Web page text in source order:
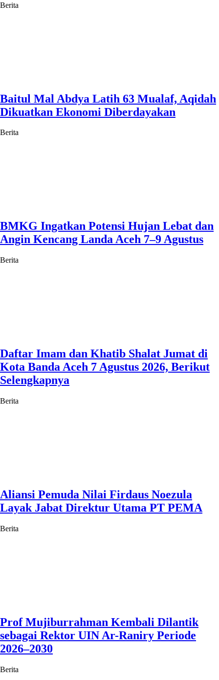
Berita
Baitul Mal Abdya Latih 63 Mualaf, Aqidah
Dikuatkan Ekonomi Diberdayakan
Berita
BMKG Ingatkan Potensi Hujan Lebat dan
Angin Kencang Landa Aceh 7–9 Agustus
Berita
Daftar Imam dan Khatib Shalat Jumat di
Kota Banda Aceh 7 Agustus 2026, Berikut
Selengkapnya
Berita
Aliansi Pemuda Nilai Firdaus Noezula
Layak Jabat Direktur Utama PT PEMA
Berita
Prof Mujiburrahman Kembali Dilantik
sebagai Rektor UIN Ar-Raniry Periode
2026–2030
Berita